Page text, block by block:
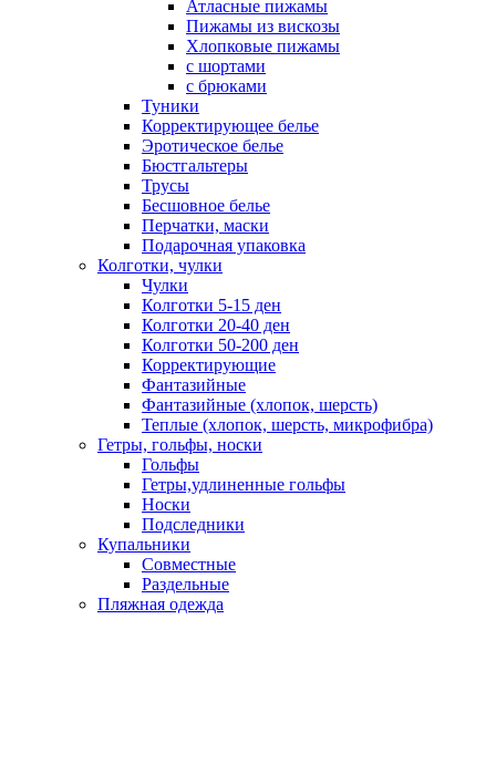
Атласные пижамы
Пижамы из вискозы
Хлопковые пижамы
с шортами
с брюками
Туники
Корректирующее белье
Эротическое белье
Бюстгальтеры
Трусы
Бесшовное белье
Перчатки, маски
Подарочная упаковка
Колготки, чулки
Чулки
Колготки 5-15 ден
Колготки 20-40 ден
Колготки 50-200 ден
Корректирующие
Фантазийные
Фантазийные (хлопок, шерсть)
Теплые (хлопок, шерсть, микрофибра)
Гетры, гольфы, носки
Гольфы
Гетры,удлиненные гольфы
Носки
Подследники
Купальники
Совместные
Раздельные
Пляжная одежда